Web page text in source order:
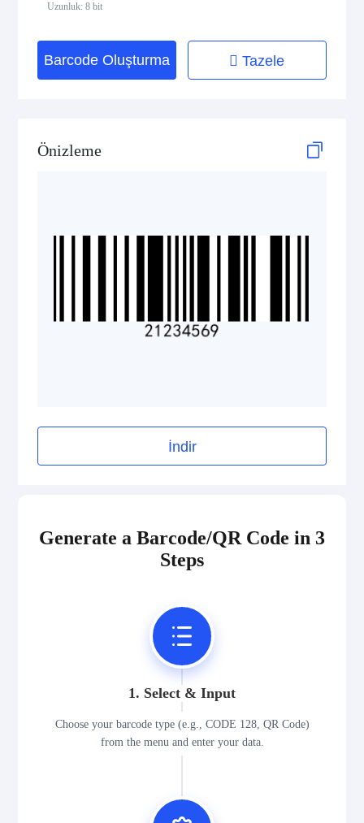
Uzunluk: 8 bit
Barcode Oluşturma Tazele
Önizleme
İndir
Generate a Barcode/QR Code in 3
Steps
1. Select & Input
Choose your barcode type (e.g., CODE 128, QR Code)
from the menu and enter your data.